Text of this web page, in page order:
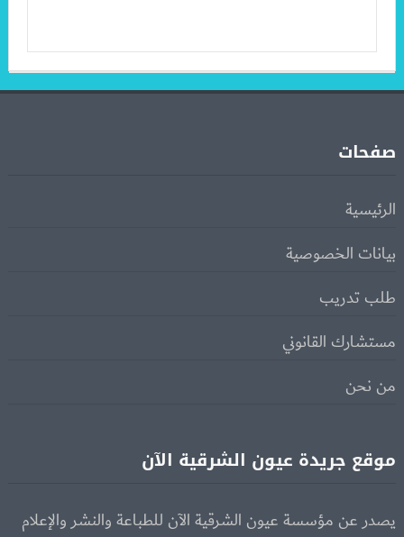
صفحات
الرئيسية
بيانات الخصوصية
طلب تدريب
مستشارك القانوني
من نحن
موقع جريدة عيون الشرقية الآن
يصدر عن مؤسسة عيون الشرقية الآن للطباعة والنشر والإعلام